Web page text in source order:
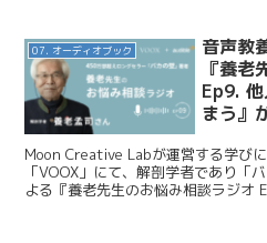
07. オーディオブック
音声教
『養老
Ep9.
まう』
Moon Creative Labが運営する学び
「VOOX」にて、解剖学者であり「
よる『養老先生のお悩み相談ラジオ